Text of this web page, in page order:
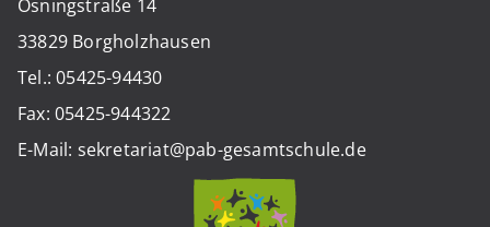
Osningstraße 14
33829 Borgholzhausen
Tel.: 05425-94430
Fax: 05425-944322
E-Mail: sekretariat@pab-gesamtschule.de